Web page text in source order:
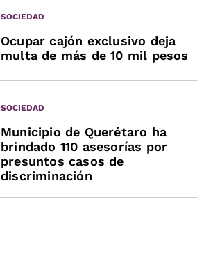
SOCIEDAD
Ocupar cajón exclusivo deja
multa de más de 10 mil pesos
SOCIEDAD
Municipio de Querétaro ha
brindado 110 asesorías por
presuntos casos de
discriminación